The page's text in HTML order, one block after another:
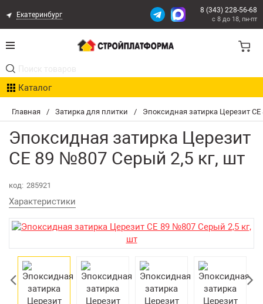
Главная / Затирка для плитки / Эпоксидная затирка Церезит
Эпоксидная затирка Церезит
CE 89 №807 Серый 2,5 кг, шт
код: 285921
Характеристики
Екатеринбург
8 (343) 228-56-68
с 8 до 18, пн-пт
Каталог
Акции
Расчет доставки
Организациям
Опыт поставок
Статьи
Контакты
Возврат товара
Екатеринбург